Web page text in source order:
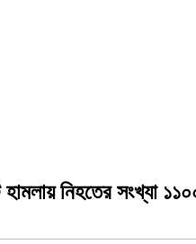
হামলায় নিহতের সংখ্যা